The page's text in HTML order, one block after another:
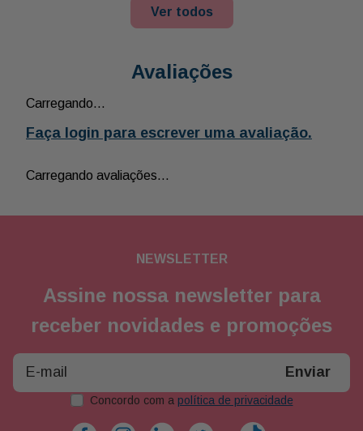
Ver todos
Avaliações
Carregando…
Faça login para escrever uma avaliação.
Carregando avaliações…
NEWSLETTER
Assine nossa newsletter para
receber novidades e promoções
Enviar
Concordo com a política de privacidade